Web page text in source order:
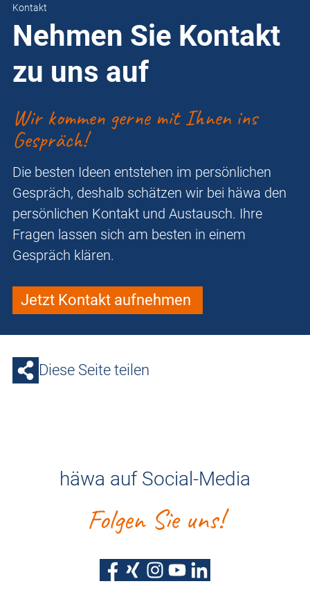
Kontakt
Nehmen Sie Kontakt
zu uns auf
Wir kommen gerne mit Ihnen ins
Gespräch!
Die besten Ideen entstehen im persönlichen
Gespräch, deshalb schätzen wir bei häwa den
persönlichen Kontakt und Austausch. Ihre
Fragen lassen sich am besten in einem
Gespräch klären.
Jetzt Kontakt aufnehmen
Diese Seite teilen
häwa auf Social-Media
Folgen Sie uns!